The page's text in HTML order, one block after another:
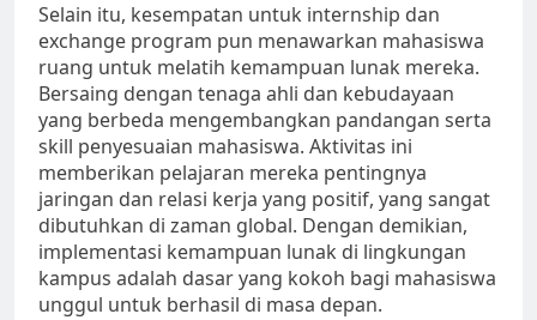
Selain itu, kesempatan untuk internship dan
exchange program pun menawarkan mahasiswa
ruang untuk melatih kemampuan lunak mereka.
Bersaing dengan tenaga ahli dan kebudayaan
yang berbeda mengembangkan pandangan serta
skill penyesuaian mahasiswa. Aktivitas ini
memberikan pelajaran mereka pentingnya
jaringan dan relasi kerja yang positif, yang sangat
dibutuhkan di zaman global. Dengan demikian,
implementasi kemampuan lunak di lingkungan
kampus adalah dasar yang kokoh bagi mahasiswa
unggul untuk berhasil di masa depan.